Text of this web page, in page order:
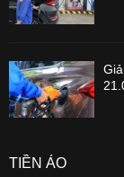
TIỀN ẢO